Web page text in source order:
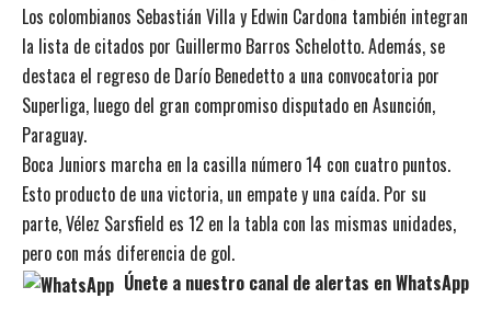
Los colombianos Sebastián Villa y Edwin Cardona también integran
la lista de citados por Guillermo Barros Schelotto. Además, se
destaca el regreso de Darío Benedetto a una convocatoria por
Superliga, luego del gran compromiso disputado en Asunción,
Paraguay.
Boca Juniors marcha en la casilla número 14 con cuatro puntos.
Esto producto de una victoria, un empate y una caída. Por su
parte, Vélez Sarsfield es 12 en la tabla con las mismas unidades,
pero con más diferencia de gol.
Únete a nuestro canal de alertas en WhatsApp